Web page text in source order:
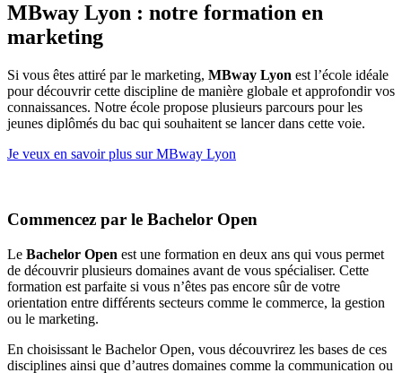
MBway Lyon : notre formation en
marketing
Si vous êtes attiré par le marketing, MBway Lyon est l’école idéale
pour découvrir cette discipline de manière globale et approfondir vos
connaissances. Notre école propose plusieurs parcours pour les
jeunes diplômés du bac qui souhaitent se lancer dans cette voie.
Je veux en savoir plus sur MBway Lyon
Commencez par le Bachelor Open
Le Bachelor Open est une formation en deux ans qui vous permet
de découvrir plusieurs domaines avant de vous spécialiser. Cette
formation est parfaite si vous n’êtes pas encore sûr de votre
orientation entre différents secteurs comme le commerce, la gestion
ou le marketing.
En choisissant le Bachelor Open, vous découvrirez les bases de ces
disciplines ainsi que d’autres domaines comme la communication ou